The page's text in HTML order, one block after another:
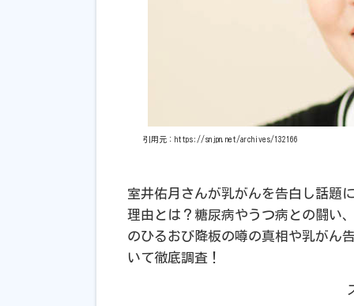
引用元：https://snjpn.net/archives/132166
室井佑月さんが乳がんを告白し話題
理由とは？糖尿病やうつ病との闘い
のひるおび降板の噂の真相や乳がん
いて徹底調査！